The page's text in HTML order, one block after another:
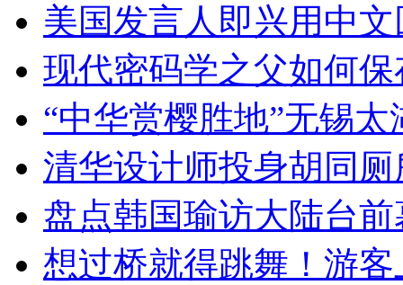
美国发言人即兴用中
现代密码学之父如何
“中华赏樱胜地”无锡
清华设计师投身胡同
盘点韩国瑜访大陆台
想过桥就得跳舞！游客